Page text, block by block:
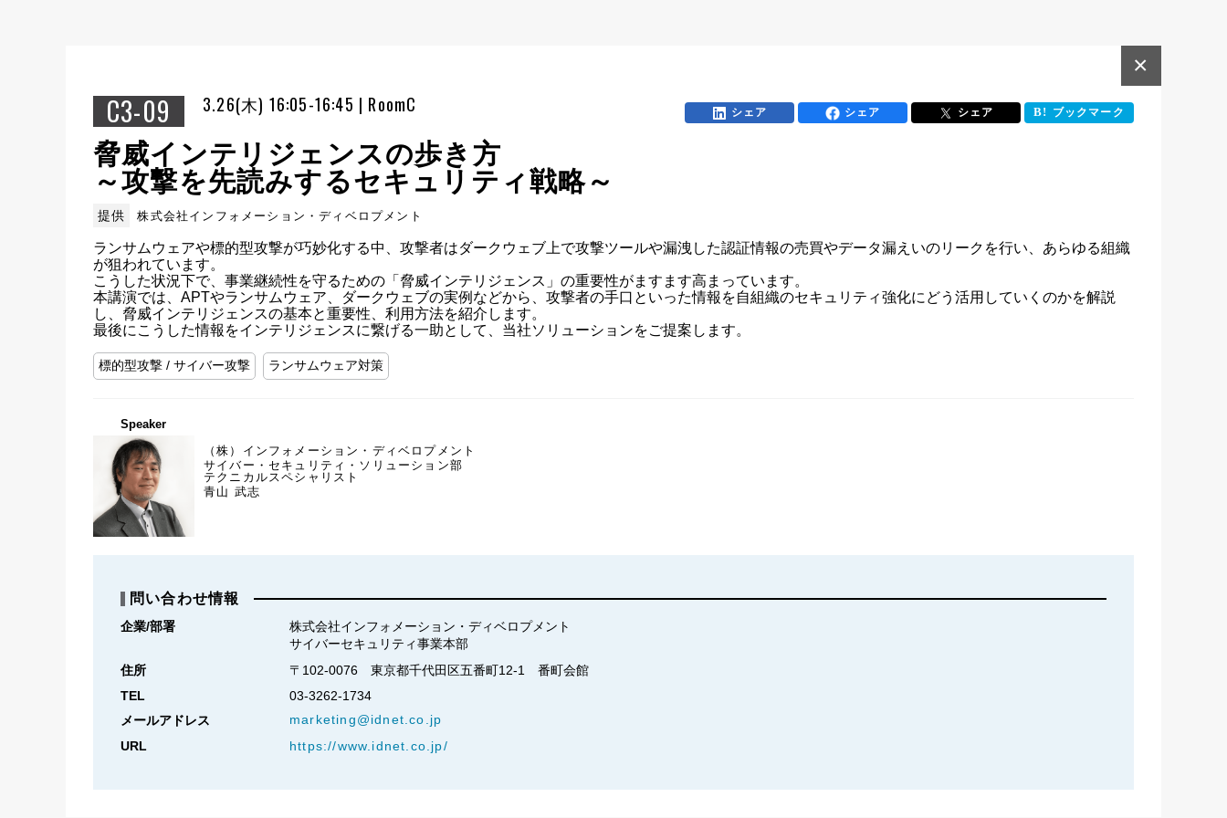
C3-09 3.26(木) 16:05-16:45 | RoomC
×
シェア シェア シェア ブックマーク
脅威インテリジェンスの歩き方
～攻撃を先読みするセキュリティ戦略～
提供 株式会社インフォメーション・ディベロプメント
ランサムウェアや標的型攻撃が巧妙化する中、攻撃者はダークウェブ上で攻撃ツールや漏洩した認証情報の売買やデータ漏えいのリークを行い、あらゆる組織
が狙われています。
こうした状況下で、事業継続性を守るための「脅威インテリジェンス」の重要性がますます高まっています。
本講演では、APTやランサムウェア、ダークウェブの実例などから、攻撃者の手口といった情報を自組織のセキュリティ強化にどう活用していくのかを解説
し、脅威インテリジェンスの基本と重要性、利用方法を紹介します。
最後にこうした情報をインテリジェンスに繋げる一助として、当社ソリューションをご提案します。
標的型攻撃 / サイバー攻撃 ランサムウェア対策
Speaker
（株）インフォメーション・ディベロプメント
サイバー・セキュリティ・ソリューション部
テクニカルスペシャリスト
青山 武志
問い合わせ情報
企業/部署
株式会社インフォメーション・ディベロプメント
サイバーセキュリティ事業本部
住所
〒102-0076　東京都千代田区五番町12-1　番町会館
TEL
03-3262-1734
メールアドレス
marketing@idnet.co.jp
URL
https://www.idnet.co.jp/